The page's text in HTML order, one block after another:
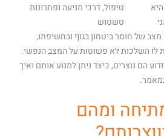
של חוסר ביטחון בגוף ובחשיפתו,
לו השלכות לא פשוטות על המצב הנפשי.
הם נוצרים, כיצד ניתן למנוע אותם ואיך
ומהם